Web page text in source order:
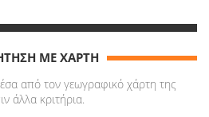
ΜΕ ΧΑΡΤΗ
από τον γεωγραφικό χάρτη της
άλλα κριτήρια.